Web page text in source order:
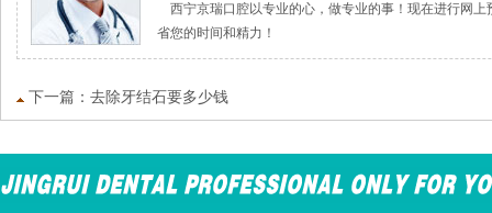
西宁京瑞口腔以专业的心，做专业的事！现在进行网上
省您的时间和精力！
下一篇： 去除牙结石要多少钱